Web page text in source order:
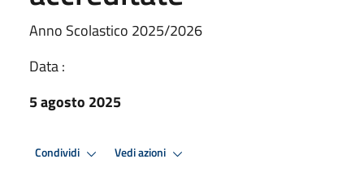
Anno Scolastico 2025/2026
Data :
5 agosto 2025
Condividi Vedi azioni